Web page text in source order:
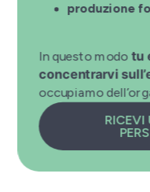
produzione
In questo modotu
concentrarvi
occupiamo
RICEVI